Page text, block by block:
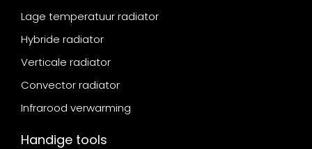
Lage temperatuur radiator
Hybride radiator
Verticale radiator
Convector radiator
Infrarood verwarming
Handige tools